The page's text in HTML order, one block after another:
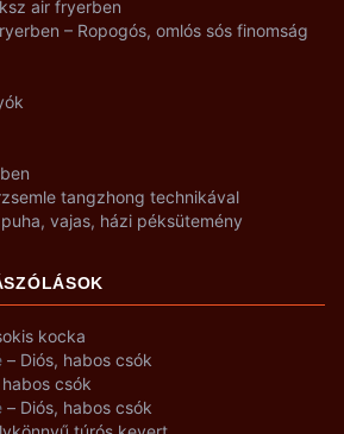
air fryerben
– Ropogós, omlós sós finomság
tangzhong technikával
vajas, házi péksütemény
kocka
– Diós, habos csók
habos csók
– Diós, habos csók